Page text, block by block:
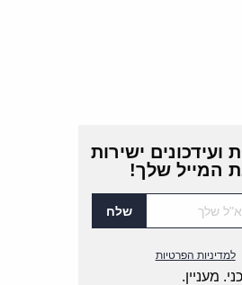
ועידכונים ישירות
המייל שלך!
למדיניות הפרטיות
מעניין.